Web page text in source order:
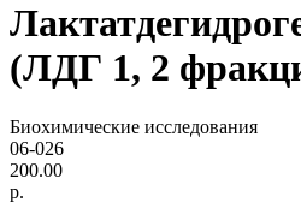
(ЛДГ 1, 2
Биохимические исследования
06-026
200.00
р.